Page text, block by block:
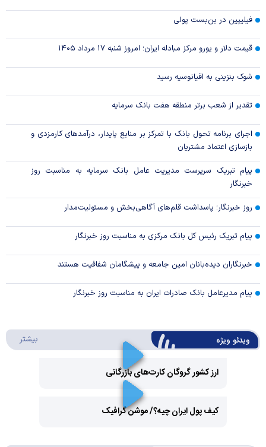
فیلیپین در بن‌بست پولی
قیمت دلار و یورو مرکز مبادله ایران؛ امروز شنبه ۱۷ مرداد ۱۴۰۵
شوک بنزینی به اقیانوسیه رسید
تقدیر از شعب برتر منطقه هفت بانک سرمایه
اجرای برنامه تحول بانک با تمرکز بر منابع پایدار، درآمدهای کارمزدی و
بازسازی اعتماد مشتریان
پیام تبریک سرپرست مدیریت عامل بانک سرمایه به مناسبت روز
خبرنگار
روز خبرنگار؛ پاسداشت قلم‌های آگاهی‌بخش و مسئولیت‌مدار
پیام تبریک رئیس کل بانک مرکزی به مناسبت روز خبرنگار
خبرنگاران دیده‌بانان امین جامعه و پیشگامان شفافیت هستند
پیام مدیرعامل بانک صادرات ایران به مناسبت روز خبرنگار
ویدئو ویژه بیشتر
ارز کشور گروگان کارت‌های بازرگانی
کیف پول ایران چیه؟/ موشن گرافیک